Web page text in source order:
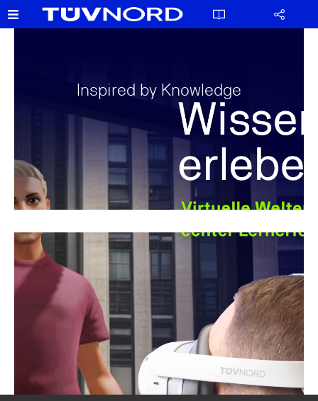
Inspired by Knowledge